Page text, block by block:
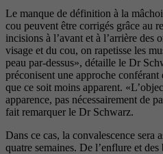
Le manque de définition à la
cou peuvent être corrigés grâce au
incisions à l’avant et à l’arrière des
visage et du cou, on rapetisse les
peau par-dessus», détaille le Dr
préconisent une approche conférant
que ce soit moins apparent.
apparence, pas nécessairement de
fait remarquer le Dr Schwarz.
Dans ce cas, la convalescence sera
quatre semaines. De l’enflure et